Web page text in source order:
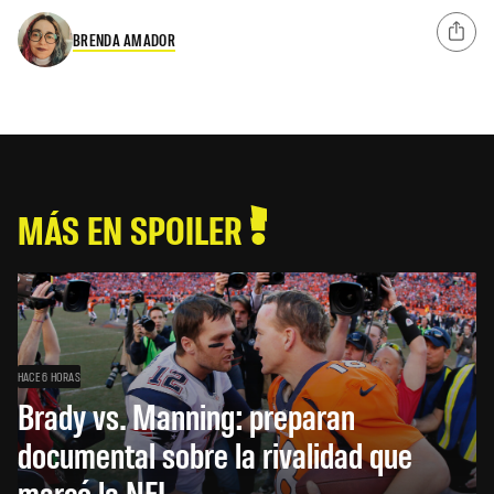
BRENDA AMADOR
MÁS EN SPOILER
HACE 6 HORAS
Brady vs. Manning: preparan
documental sobre la rivalidad que